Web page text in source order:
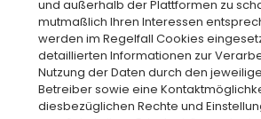
und außerhalb der Plattformen zu
mutmaßlich Ihren Interessen
werden im Regelfall Cookies
detaillierten Informationen zur
Nutzung der Daten durch den
Betreiber sowie eine
diesbezüglichen Rechte und